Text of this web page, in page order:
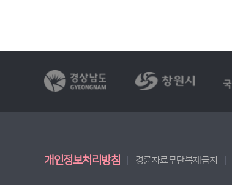
개인정보처리방침 경륜자료무단복제금지